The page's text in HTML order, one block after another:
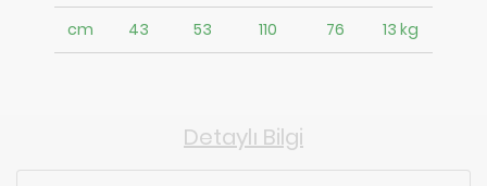
cm 43 53 110 76 13 kg
Detaylı Bilgi